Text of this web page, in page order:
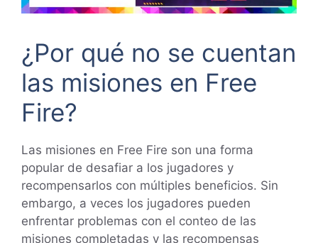
¿Por qué no se cuentan
las misiones en Free
Fire?
Las misiones en Free Fire son una forma
popular de desafiar a los jugadores y
recompensarlos con múltiples beneficios. Sin
embargo, a veces los jugadores pueden
enfrentar problemas con el conteo de las
misiones completadas y las recompensas